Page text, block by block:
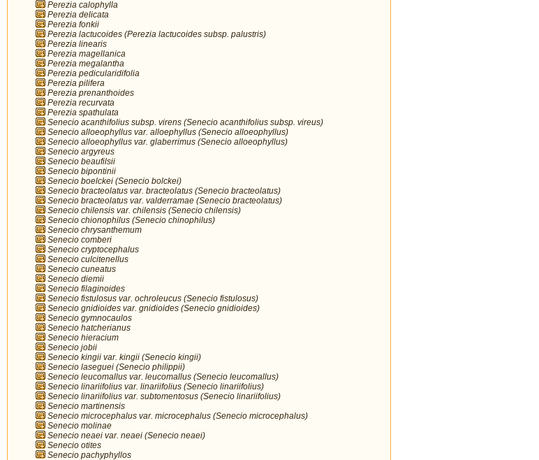
Perezia calophylla
Perezia delicata
Perezia fonkii
Perezia lactucoides (Perezia lactucoides subsp. palustris)
Perezia linearis
Perezia magellanica
Perezia megalantha
Perezia pedicularidifolia
Perezia pilifera
Perezia prenanthoides
Perezia recurvata
Perezia spathulata
Senecio acanthifolius subsp. virens (Senecio acanthifolius subsp. vireus)
Senecio alloeophyllus var. alloephyllus (Senecio alloeophyllus)
Senecio alloeophyllus var. glaberrimus (Senecio alloeophyllus)
Senecio argyreus
Senecio beaufilsii
Senecio bipontinii
Senecio boelckei (Senecio bolckei)
Senecio bracteolatus var. bracteolatus (Senecio bracteolatus)
Senecio bracteolatus var. valderramae (Senecio bracteolatus)
Senecio chilensis var. chilensis (Senecio chilensis)
Senecio chionophilus (Senecio chinophilus)
Senecio chrysanthemum
Senecio comberi
Senecio cryptocephalus
Senecio culcitenellus
Senecio cuneatus
Senecio diemii
Senecio filaginoides
Senecio fistulosus var. ochroleucus (Senecio fistulosus)
Senecio gnidioides var. gnidioides (Senecio gnidioides)
Senecio gymnocaulos
Senecio hatcherianus
Senecio hieracium
Senecio jobii
Senecio kingii var. kingii (Senecio kingii)
Senecio laseguei (Senecio philippii)
Senecio leucomallus var. leucomallus (Senecio leucomallus)
Senecio linariifolius var. linariifolius (Senecio linariifolius)
Senecio linariifolius var. subtomentosus (Senecio linariifolius)
Senecio martinensis
Senecio microcephalus var. microcephalus (Senecio microcephalus)
Senecio molinae
Senecio neaei var. neaei (Senecio neaei)
Senecio otites
Senecio pachyphyllos